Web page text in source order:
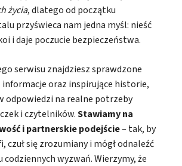
życia, dlatego od początku
przyświeca nam jedna myśl: nieść
i daje poczucie bezpieczeństwa.
serwisu znajdziesz sprawdzone
informacje oraz inspirujące historie,
odpowiedzi na realne potrzeby
i czytelników.Stawiamy na
i partnerskie podejście– tak, by
czuł się zrozumiany i mógł odnaleźć
codziennych wyzwań. Wierzymy, że